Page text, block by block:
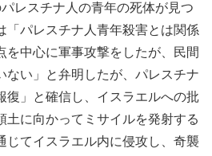
レスチナ人の青年の死体が見つ
「パレスチナ人青年殺害とは関係
を中心に軍事攻撃をしたが、民間
ない」と弁明したが、パレスチナ
復」と確信し、イスラエルへの批
土に向かってミサイルを発射する
じてイスラエル内に侵攻し、奇襲